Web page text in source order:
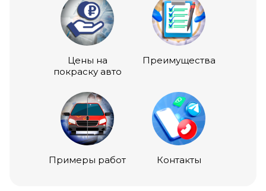
Цены на
покраску авто
Преимущества
Примеры работ Контакты